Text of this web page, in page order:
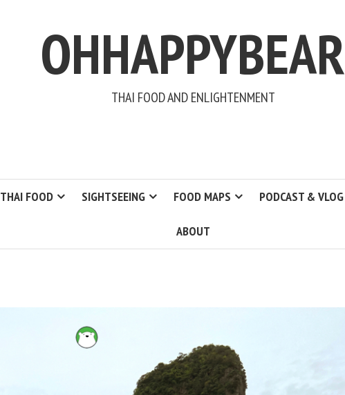
OHHAPPYBEAR
THAI FOOD AND ENLIGHTENMENT
THAI FOOD SIGHTSEEING FOOD MAPS PODCAST & VLOG
ABOUT